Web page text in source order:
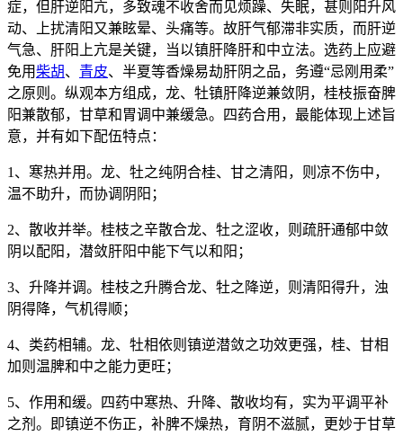
症，但肝逆阳亢，多致魂不收舍而见烦躁、失眠，甚则阳升风
动、上扰清阳又兼眩晕、头痛等。故肝气郁滞非实质，而肝逆
气急、肝阳上亢是关键，当以镇肝降肝和中立法。选药上应避
免用柴胡、 青皮、半夏等香燥易劫肝阴之品，务遵“忌刚用柔”
之原则。纵观本方组成，龙、牡镇肝降逆兼敛阴，桂枝振奋脾
阳兼散郁，甘草和胃调中兼缓急。四药合用，最能体现上述旨
意，并有如下配伍特点：
1、寒热并用。龙、牡之纯阴合桂、甘之清阳，则凉不伤中，
温不助升，而协调阴阳；
2、散收并举。桂枝之辛散合龙、牡之涩收，则疏肝通郁中敛
阴以配阳，潜敛肝阳中能下气以和阳；
3、升降并调。桂枝之升腾合龙、牡之降逆，则清阳得升，浊
阴得降，气机得顺；
4、类药相辅。龙、牡相依则镇逆潜敛之功效更强，桂、甘相
加则温脾和中之能力更旺；
5、作用和缓。四药中寒热、升降、散收均有，实为平调平补
之剂。即镇逆不伤正，补脾不燥热，育阴不滋腻，更妙于甘草